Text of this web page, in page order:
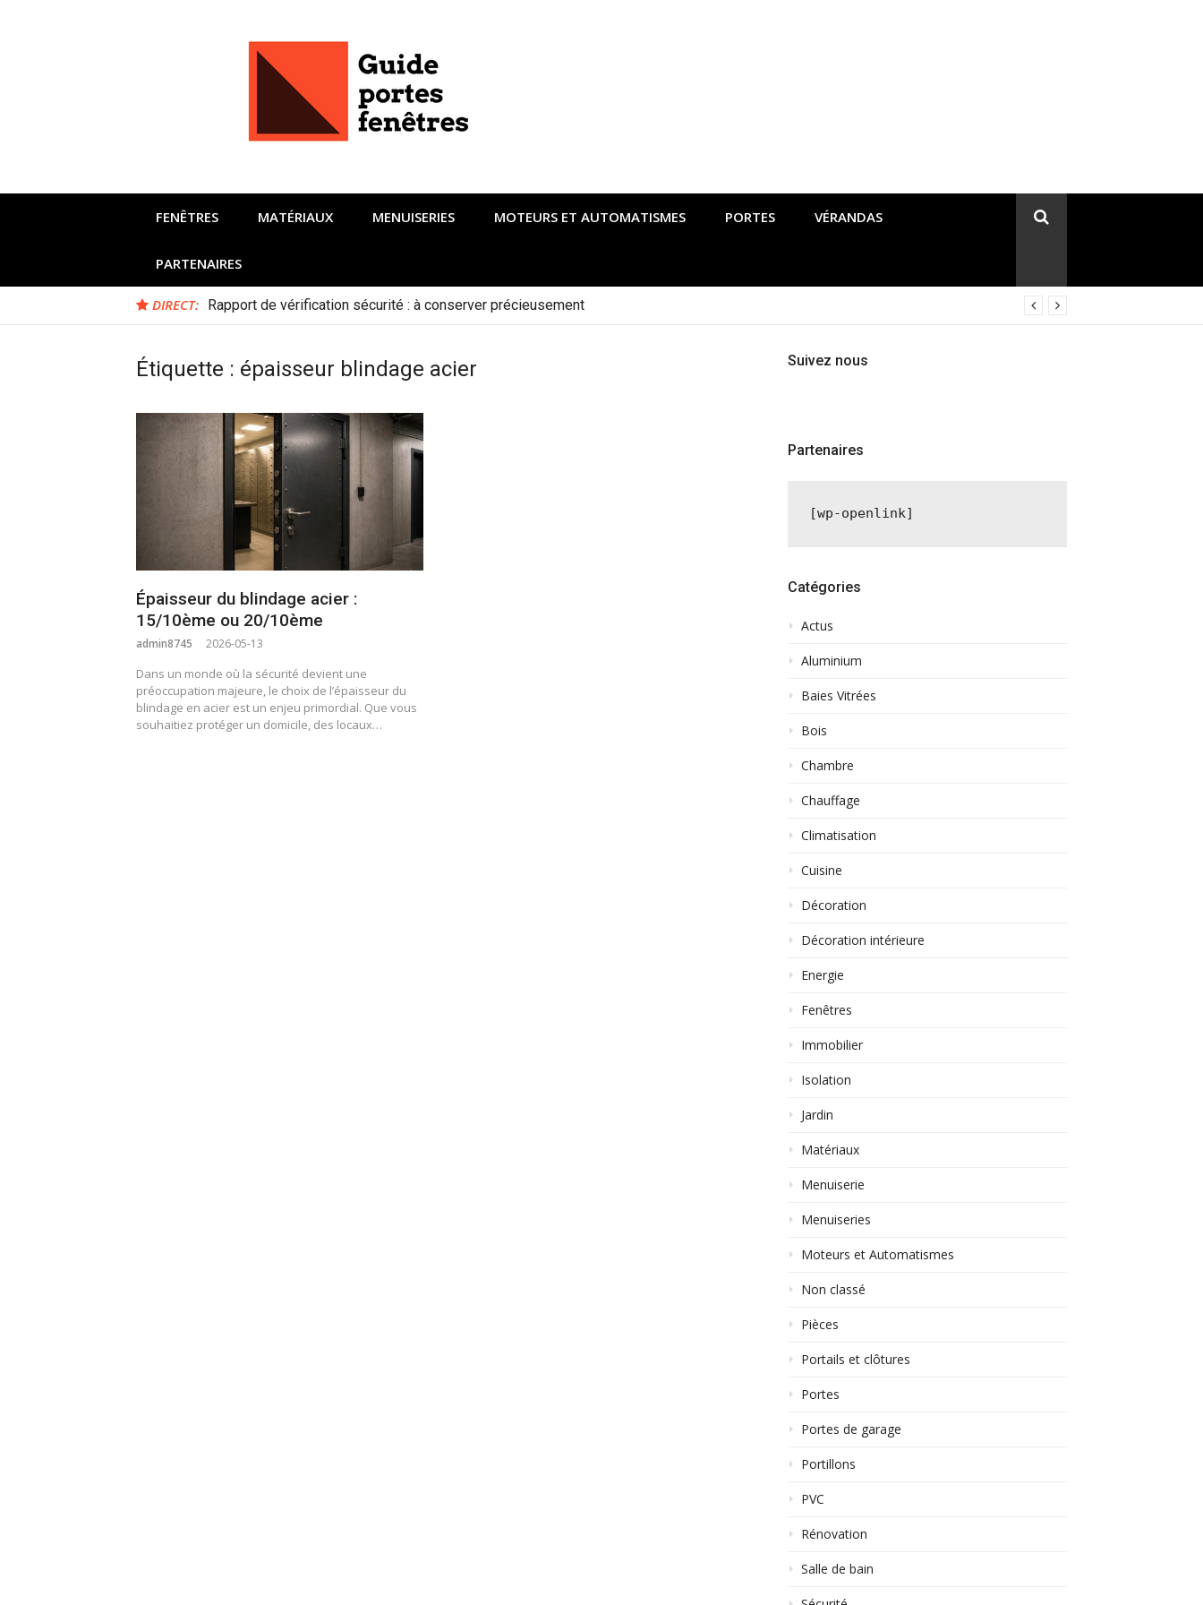
FENÊTRES MATÉRIAUX MENUISERIES MOTEURS ET AUTOMATISMES PORTES VÉRANDAS
PARTENAIRES
DIRECT: Rapport de vérification sécurité : à conserver précieusement
Étiquette : épaisseur blindage acier
Épaisseur du blindage acier :
15/10ème ou 20/10ème
admin8745 2026-05-13
Dans un monde où la sécurité devient une
préoccupation majeure, le choix de l’épaisseur du
blindage en acier est un enjeu primordial. Que vous
souhaitiez protéger un domicile, des locaux…
Suivez nous
Partenaires
[wp-openlink]
Catégories
Actus
Aluminium
Baies Vitrées
Bois
Chambre
Chauffage
Climatisation
Cuisine
Décoration
Décoration intérieure
Energie
Fenêtres
Immobilier
Isolation
Jardin
Matériaux
Menuiserie
Menuiseries
Moteurs et Automatismes
Non classé
Pièces
Portails et clôtures
Portes
Portes de garage
Portillons
PVC
Rénovation
Salle de bain